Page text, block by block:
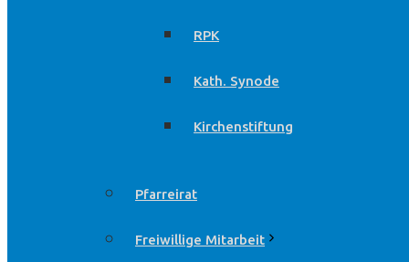
RPK
Kath. Synode
Kirchenstiftung
Pfarreirat
Freiwillige Mitarbeit